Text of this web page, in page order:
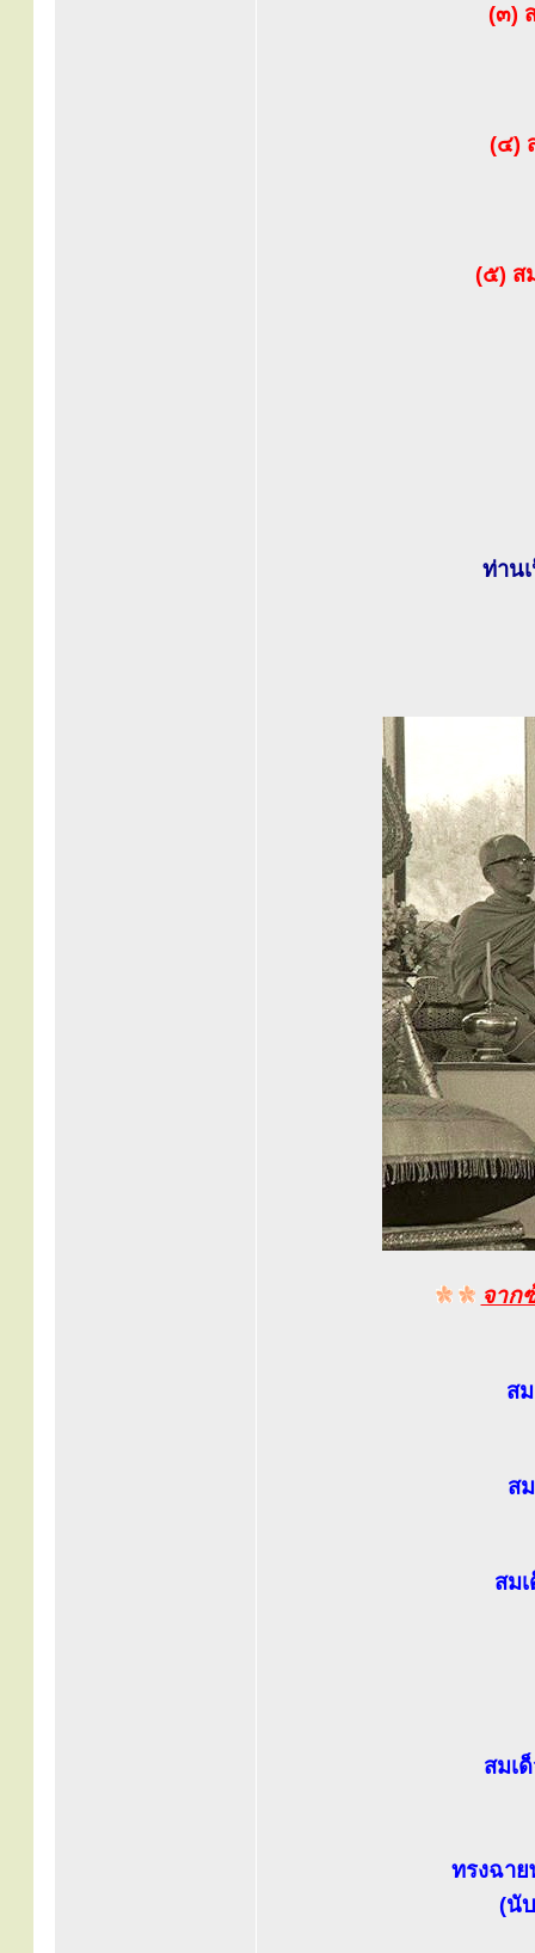
(๓)
(๔)
(๕) ส
ท่าน
จาก
ส
ส
สม
สมเ
ทรงฉา
(นั